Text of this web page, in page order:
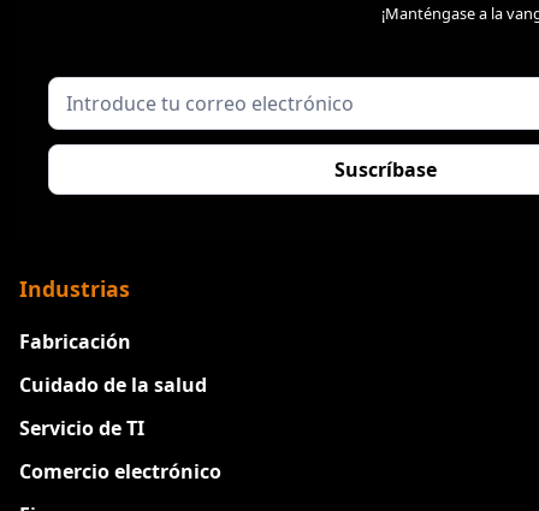
¡Manténgase a la
Industrias
Fabricación
Cuidado de la salud
Servicio de TI
Comercio electrónico